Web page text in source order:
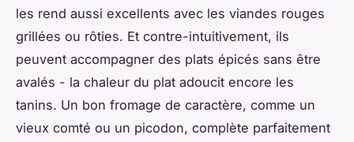
les rend aussi excellents avec les viandes rouges
grillées ou rôties. Et contre-intuitivement, ils
peuvent accompagner des plats épicés sans être
avalés - la chaleur du plat adoucit encore les
tanins. Un bon fromage de caractère, comme un
vieux comté ou un picodon, complète parfaitement